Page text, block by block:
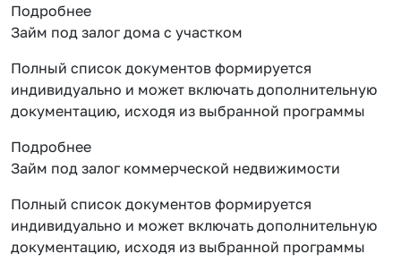
Подробнее
Займ под залог дома с участком
Полный список документов формируется
индивидуально и может включать дополнительную
документацию, исходя из выбранной программы
Подробнее
Займ под залог коммерческой недвижимости
Полный список документов формируется
индивидуально и может включать дополнительную
документацию, исходя из выбранной программы